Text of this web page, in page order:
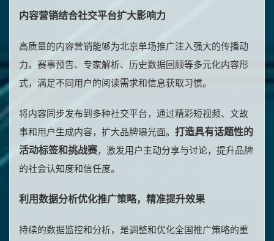
内容营销结合社交平台扩大影响力
高质量的内容营销能够为北京单场推广注入强大的传播动
力。赛事预告、专家解析、历史数据回顾等多元化内容形
式，满足不同用户的阅读需求和信息获取习惯。
将内容同步发布到多种社交平台，通过精彩短视频、文故
事和用户生成内容，扩大品牌曝光面。 打造具有话题性的
活动标签和挑战赛，激发用户主动分享与讨论，提升品牌
的社会认知度和信任度。
利用数据分析优化推广策略，精准提升效果
持续的数据监控和分析，是调整和优化全国推广策略的重